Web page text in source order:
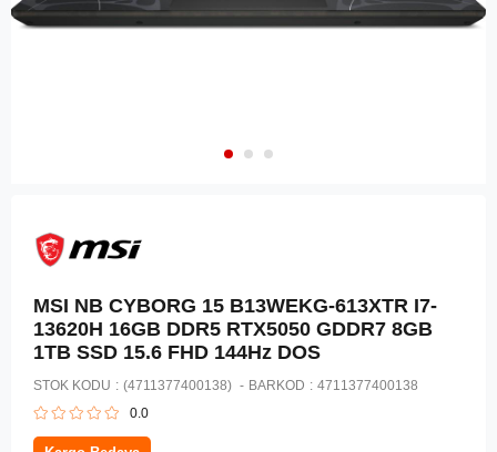
MSI NB CYBORG 15 B13WEKG-613XTR I7-
13620H 16GB DDR5 RTX5050 GDDR7 8GB
1TB SSD 15.6 FHD 144Hz DOS
STOK KODU (4711377400138) BARKOD : 4711377400138
0.0